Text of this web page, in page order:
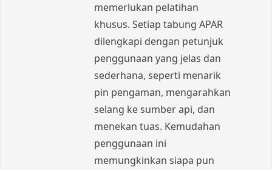
memerlukan pelatihan
khusus. Setiap tabung APAR
dilengkapi dengan petunjuk
penggunaan yang jelas dan
sederhana, seperti menarik
pin pengaman, mengarahkan
selang ke sumber api, dan
menekan tuas. Kemudahan
penggunaan ini
memungkinkan siapa pun